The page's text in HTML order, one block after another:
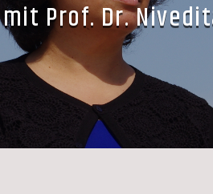
Prof. Dr.